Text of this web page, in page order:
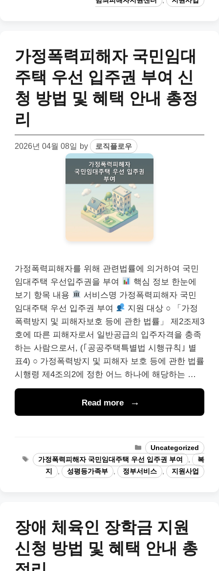
가정폭력피해자 국민임대
주택 우선 입주권 부여 신
청 방법 및 혜택 안내 총정
리
2026년 04월 08일 by 로직플로우
가정폭력피해자를 위해 관련법률에 의거하여 국민
임대주택 우선입주권을 부여
핵심 정보 한눈에
보기 항목 내용
서비스명 가정폭력피해자 국민
임대주택 우선 입주권 부여
지원 대상 ○ 「가정
폭력방지 및 피해자보호 등에 관한 법률」 제2조제3
호에 따른 피해자로서 일반공급의 입주자격을 충족
하는 사람으로서, (｢공공주택특별법 시행규칙｣ 별
표4) ○ 가정폭력방지 및 피해자 보호 등에 관한 법률
시행령 제4조의2에 정한 어느 하나에 해당하는 …
Read more
Categories
Uncategorized
Tags
가정폭력피해자 국민임대주택 우선 입주권 부여
복
지
성평등가족부 정부서비스 지원사업
장애 체육인 장학금 지원
신청 방법 및 혜택 안내 총